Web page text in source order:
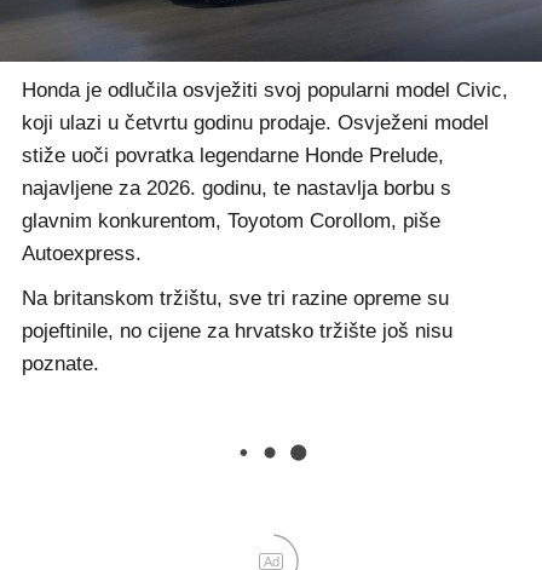
Honda je odlučila osvježiti svoj popularni model Civic,
koji ulazi u četvrtu godinu prodaje. Osvježeni model
stiže uoči povratka legendarne Honde Prelude,
najavljene za 2026. godinu, te nastavlja borbu s
glavnim konkurentom, Toyotom Corollom, piše
Autoexpress.
Na britanskom tržištu, sve tri razine opreme su
pojeftinile, no cijene za hrvatsko tržište još nisu
poznate.
Ad